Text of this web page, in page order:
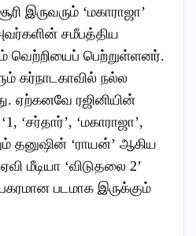
இருவரும் ‘மகாராஜா’
சமீபத்திய
வெற்றியைப் பெற்றுள்ளனர்.
கர்நாடகாவில் நல்ல
ஏற்கனவே ரஜினியின்
‘சர்தார்’, ‘மகாராஜா’,
தனுஷின் ‘ராயன்’ ஆகிய
மீடியா ‘விடுதலை 2’
படமாக இருக்கும்